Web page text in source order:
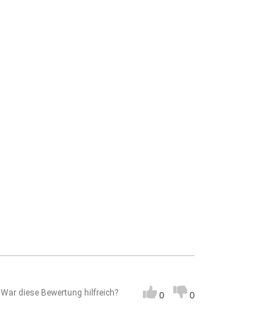
War diese Bewertung hilfreich? 0 0